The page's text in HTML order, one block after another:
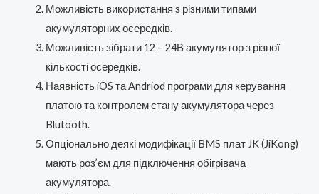
Можливість використання з різними типами
акумуляторних осередків.
Можливість зібрати 12 – 24В акумулятор з різної
кількості осередків.
Наявність iOS та Andriod програми для керування
платою та контролем стану акумулятора через
Blutooth.
Опціонально деякі модифікації BMS плат JK (JiKong)
мають роз’єм для підключення обігрівача
акумулятора.